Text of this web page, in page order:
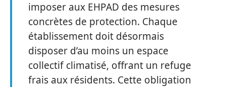
imposer aux EHPAD des mesures
concrètes de protection. Chaque
établissement doit désormais
disposer d’au moins un espace
collectif climatisé, offrant un refuge
frais aux résidents. Cette obligation